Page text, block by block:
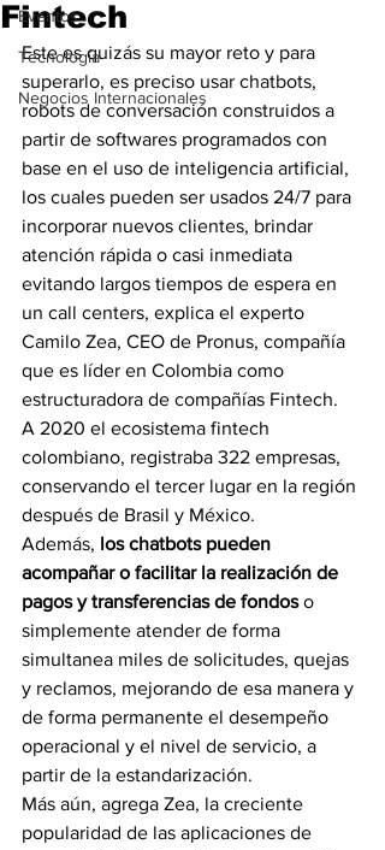
Eventos
Tecnología
Negocios Internacionales
Fintech
Este es quizás su mayor reto y para
superarlo, es preciso usar chatbots,
robots de conversación construidos a
partir de softwares programados con
base en el uso de inteligencia artificial,
los cuales pueden ser usados 24/7 para
incorporar nuevos clientes, brindar
atención rápida o casi inmediata
evitando largos tiempos de espera en
un call centers, explica el experto
Camilo Zea, CEO de Pronus, compañía
que es líder en Colombia como
estructuradora de compañías Fintech.
A 2020 el ecosistema fintech
colombiano, registraba 322 empresas,
conservando el tercer lugar en la región
después de Brasil y México.
Además, los chatbots pueden
acompañar o facilitar la realización de
pagos y transferencias de fondos o
simplemente atender de forma
simultanea miles de solicitudes, quejas
y reclamos, mejorando de esa manera y
de forma permanente el desempeño
operacional y el nivel de servicio, a
partir de la estandarización.
Más aún, agrega Zea, la creciente
popularidad de las aplicaciones de